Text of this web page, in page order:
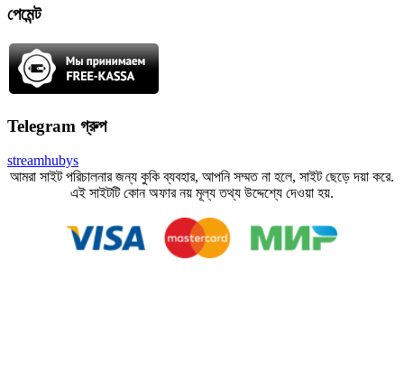
পেমেন্ট
Telegram গ্রুপ
streamhubys
আমরা সাইট পরিচালনার জন্য কুকি ব্যবহার, আপনি সম্মত না হলে, সাইট ছেড়ে দয়া করে.
এই সাইটটি কোন অফার নয় মূল্য তথ্য উদ্দেশ্যে দেওয়া হয়.